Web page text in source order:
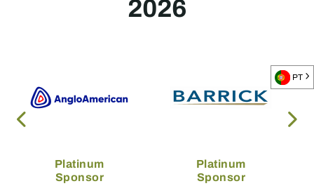
2026
Platinum
Sponsor
Platinum
Sponsor
PT